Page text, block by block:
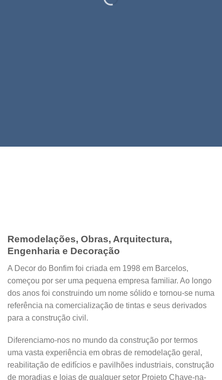
Remodelações, Obras, Arquitectura,
Engenharia e Decoração
A Decor do Bonfim foi criada em 1998 em Barcelos,
começou por ser uma pequena empresa familiar. Ao longo
dos anos foi construindo um nome sólido e tornou-se numa
referência na comercialização de tintas e seus derivados
para a construção civil.
Diferenciamo-nos no mundo da construção por termos
uma vasta experiência em obras de remodelação geral,
reabilitação de edifícios e pavilhões industriais, construção
de moradias e lojas de qualquer setor Projeto Chave-na-